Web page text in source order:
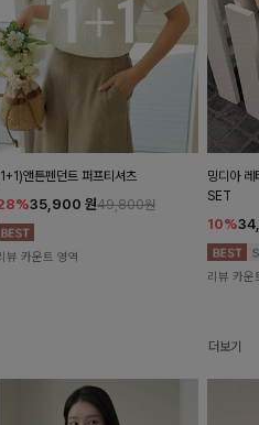
앤튼펜던트 퍼프티셔츠
35,900 원49,800원
뷰 카운트 영역
밍디아 레
SET
10%
리뷰 카운
더보기